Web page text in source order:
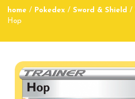
home / Pokedex / Sword & Shield /
Hop